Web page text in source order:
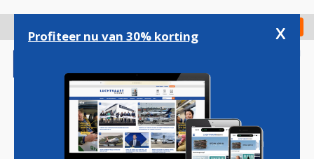
gaan
Check in
Profiteer nu van 30% korting x